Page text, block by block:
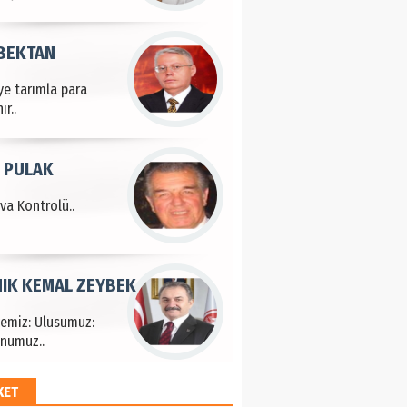
tarımla para
Kontrolü..
PULAK
Ulusumuz:
KEMAL ZEYBEK
HAYRİ PEKER